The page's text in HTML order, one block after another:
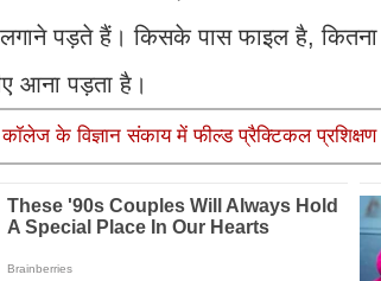
पड़ते हैं। किसके पास फाइल है,
आना पड़ता है।
के विज्ञान संकाय में फील्ड प्रैक्टिकल प्रशिक्षण ने